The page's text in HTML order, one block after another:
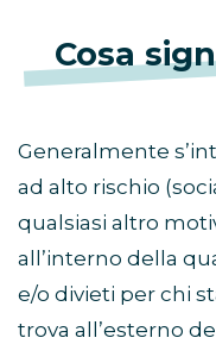
Cosa
Generalmente
ad alto rischio
qualsiasi altro
all’interno della
e/o divieti per chi
trova all’esterno